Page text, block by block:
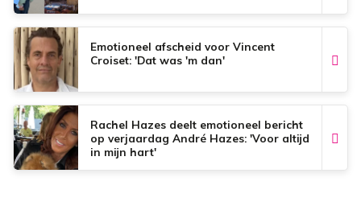
Emotioneel afscheid voor Vincent
Croiset: 'Dat was 'm dan'
Rachel Hazes deelt emotioneel bericht
op verjaardag André Hazes: 'Voor altijd
in mijn hart'